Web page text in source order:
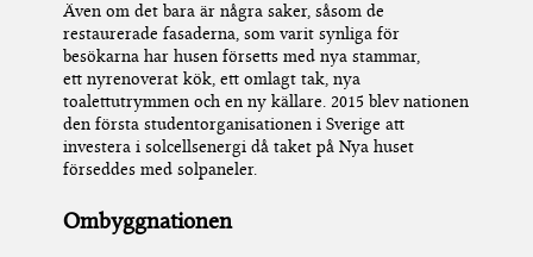
Även om det bara är några saker, såsom de
restaurerade fasaderna, som varit synliga för
besökarna har husen försetts med nya stammar,
ett nyrenoveratkök, ett omlagt tak, nya
toalettutrymmenoch enny källare. 2015 blev nationen
den första studentorganisationen i Sverige att
investera i solcellsenergi då taket på Nya huset
förseddes med solpaneler.
Ombyggnationen